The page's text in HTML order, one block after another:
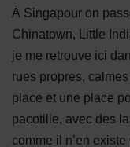
À Singapour on
Chinatown, Little
je me retrouve ici
rues propres,
place et une place
pacotille, avec des
comme il n’en